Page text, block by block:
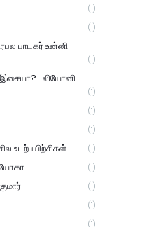
(1)
(1)
பாடகர் உன்னி
(1)
-லியோனி
(1)
(1)
(1)
உடற்பயிற்சிகள் (1)
(1)
(1)
(1)
(1)